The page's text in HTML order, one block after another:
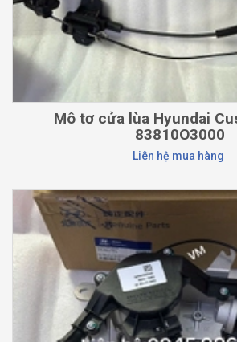
Mô tơ cửa lùa Hyundai
83810O3000
Liên hệ mua hàng